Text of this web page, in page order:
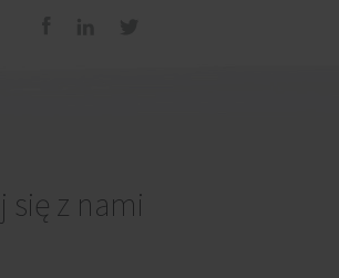
się z nami